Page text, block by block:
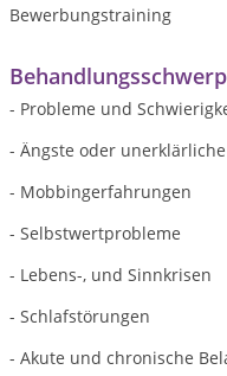
Bewerbungstraining
- Probleme und
- Ängste oder
- Mobbingerfahrungen
- Selbstwertprobleme
- Lebens-, und Sinnkrisen
- Schlafstörungen
- Akute und chronische